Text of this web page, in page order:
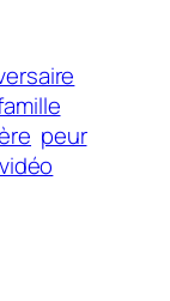
peur
vidéo